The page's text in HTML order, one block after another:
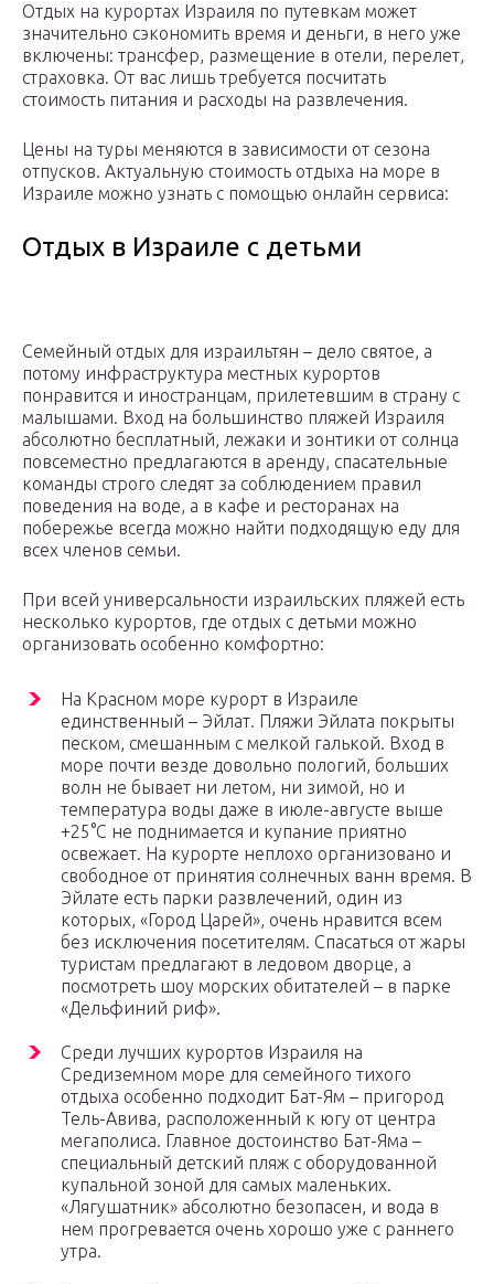
Отдых на курортах Израиля по путевкам может
значительно сэкономить время и деньги, в него уже
включены: трансфер, размещение в отели, перелет,
страховка. От вас лишь требуется посчитать
стоимость питания и расходы на развлечения.
Цены на туры меняются в зависимости от сезона
отпусков. Актуальную стоимость отдыха на море в
Израиле можно узнать с помощью онлайн сервиса:
Отдых в Израиле с детьми
Семейный отдых для израильтян – дело святое, а
потому инфраструктура местных курортов
понравится и иностранцам, прилетевшим в страну с
малышами. Вход на большинство пляжей Израиля
абсолютно бесплатный, лежаки и зонтики от солнца
повсеместно предлагаются в аренду, спасательные
команды строго следят за соблюдением правил
поведения на воде, а в кафе и ресторанах на
побережье всегда можно найти подходящую еду для
всех членов семьи.
При всей универсальности израильских пляжей есть
несколько курортов, где отдых с детьми можно
организовать особенно комфортно:
На Красном море курорт в Израиле
единственный – Эйлат. Пляжи Эйлата покрыты
песком, смешанным с мелкой галькой. Вход в
море почти везде довольно пологий, больших
волн не бывает ни летом, ни зимой, но и
температура воды даже в июле-августе выше
+25°С не поднимается и купание приятно
освежает. На курорте неплохо организовано и
свободное от принятия солнечных ванн время. В
Эйлате есть парки развлечений, один из
которых, «Город Царей», очень нравится всем
без исключения посетителям. Спасаться от жары
туристам предлагают в ледовом дворце, а
посмотреть шоу морских обитателей – в парке
«Дельфиний риф».
Среди лучших курортов Израиля на
Средиземном море для семейного тихого
отдыха особенно подходит Бат-Ям – пригород
Тель-Авива, расположенный к югу от центра
мегаполиса. Главное достоинство Бат-Яма –
специальный детский пляж с оборудованной
купальной зоной для самых маленьких.
«Лягушатник» абсолютно безопасен, и вода в
нем прогревается очень хорошо уже с раннего
утра.